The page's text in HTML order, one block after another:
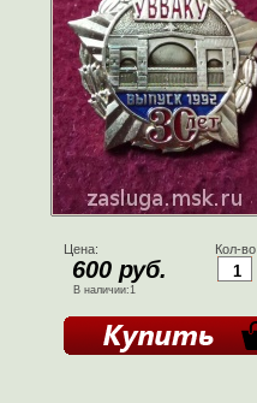
Цена:
600 руб.
В наличии:1
Кол-